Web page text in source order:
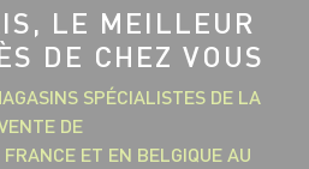
LE MEILLEUR
DE CHEZ VOUS
SPÉCIALISTES DE LA
DE
ET EN BELGIQUE AU